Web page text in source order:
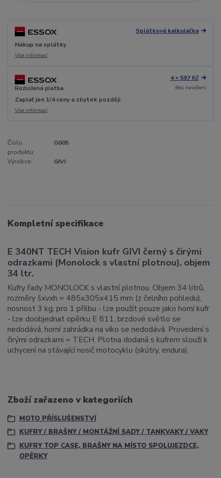
Splátková kalkulačka
Nákup na splátky
Více informací
Rozložená platba
4 × 597 Kč
Bez navýšení
Zaplať jen 1/4 ceny a zbytek později
Více informací
Číslo
produktu:
G005
Výrobce: GIVI
Kompletní specifikace
E 340NT TECH Vision kufr GIVI černý s čirými
odrazkami (Monolock s vlastní plotnou), objem
34 ltr.
Kufry řady MONOLOCK s vlastní plotnou. Objem 34 litrů,
rozměry šxvxh = 485x305x415 mm (z čelního pohledu),
nosnost 3 kg, pro 1 přilbu - lze použít pouze jako horní kufr
- lze doobjednat opěrku E 811, brzdové světlo se
nedodává, horní zahrádka na víko se nedodává. Provedení s
čirými odrazkami = TECH. Plotna dodaná s kufrem slouží k
uchycení na stávající nosič motocyklu (skútry, endura).
Zboží zařazeno v kategoriích
MOTO PŘÍSLUŠENSTVÍ
KUFRY / BRAŠNY / MONTÁŽNÍ SADY / TANKVAKY / VAKY
KUFRY TOP CASE, BRAŠNY NA MÍSTO SPOLUJEZDCE,
OPĚRKY